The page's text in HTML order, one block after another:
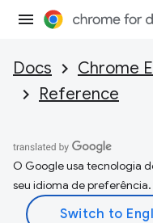
Docs Chrome
Reference
O Google usa tecnologia
seu idioma de